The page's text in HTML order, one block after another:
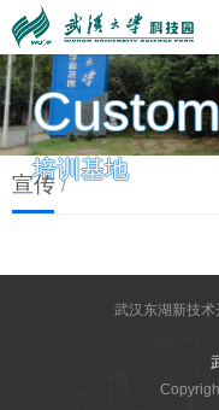
培训基地
宣传/
武汉东湖新技